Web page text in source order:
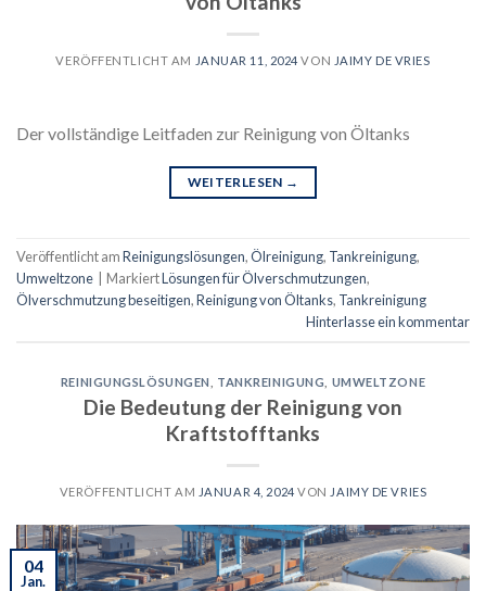
VERÖFFENTLICHT AM JANUAR 11, 2024 VON JAIMY DE VRIES
Der vollständige Leitfaden zur Reinigung von Öltanks
WEITERLESEN →
Veröffentlicht amReinigungslösungen,Ölreinigung, Tankreinigung,
Umweltzone
MarkiertLösungen für Ölverschmutzungen,
Ölverschmutzung beseitigen,Reinigung von Öltanks, Tankreinigung
Hinterlasse ein kommentar
REINIGUNGSLÖSUNGEN TANKREINIGUNG UMWELTZONE
Die Bedeutung der Reinigung von
Kraftstofftanks
VERÖFFENTLICHT AM JANUAR 4, 2024 VON JAIMY DE VRIES
04
Jan.